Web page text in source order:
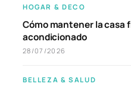
HOGAR & DECO
Cómo mantener la casa
acondicionado
28/07/2026
BELLEZA & SALUD